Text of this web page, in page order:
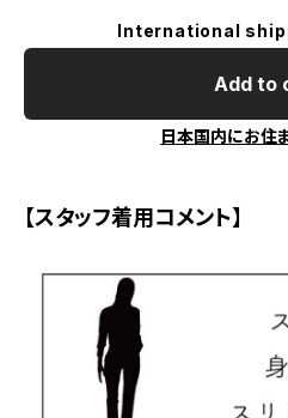
International
Add to
日本国内にお住
【スタッフ着用コメント】